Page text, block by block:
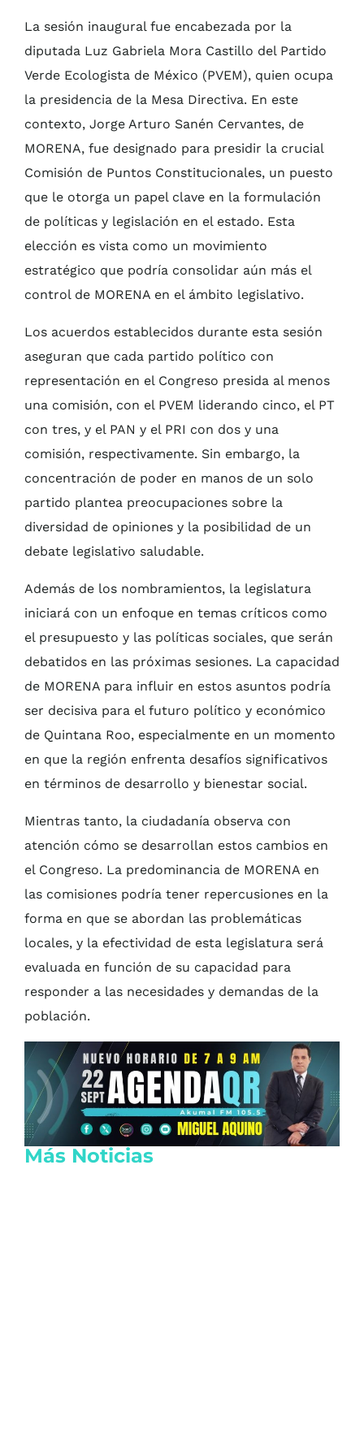
La sesión inaugural fue encabezada por la
diputada Luz Gabriela Mora Castillo del Partido
Verde Ecologista de México (PVEM), quien ocupa
la presidencia de la Mesa Directiva. En este
contexto, Jorge Arturo Sanén Cervantes, de
MORENA, fue designado para presidir la crucial
Comisión de Puntos Constitucionales, un puesto
que le otorga un papel clave en la formulación
de políticas y legislación en el estado. Esta
elección es vista como un movimiento
estratégico que podría consolidar aún más el
control de MORENA en el ámbito legislativo.
Los acuerdos establecidos durante esta sesión
aseguran que cada partido político con
representación en el Congreso presida al menos
una comisión, con el PVEM liderando cinco, el PT
con tres, y el PAN y el PRI con dos y una
comisión, respectivamente. Sin embargo, la
concentración de poder en manos de un solo
partido plantea preocupaciones sobre la
diversidad de opiniones y la posibilidad de un
debate legislativo saludable.
Además de los nombramientos, la legislatura
iniciará con un enfoque en temas críticos como
el presupuesto y las políticas sociales, que serán
debatidos en las próximas sesiones. La capacidad
de MORENA para influir en estos asuntos podría
ser decisiva para el futuro político y económico
de Quintana Roo, especialmente en un momento
en que la región enfrenta desafíos significativos
en términos de desarrollo y bienestar social.
Mientras tanto, la ciudadanía observa con
atención cómo se desarrollan estos cambios en
el Congreso. La predominancia de MORENA en
las comisiones podría tener repercusiones en la
forma en que se abordan las problemáticas
locales, y la efectividad de esta legislatura será
evaluada en función de su capacidad para
responder a las necesidades y demandas de la
población.
Más Noticias